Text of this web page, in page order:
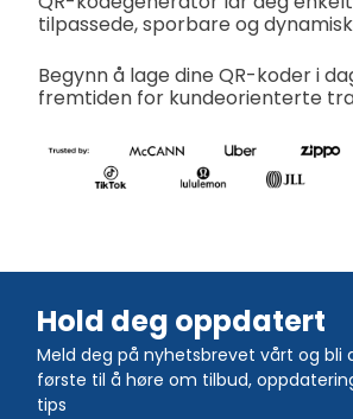
tilpassede, sporbare og
Begynn å lage dine QR-koder i
fremtiden for kundeorienterte
Hold deg oppdatert
Meld deg på nyhetsbrevet vårt og bli
første til å høre om tilbud,
tips